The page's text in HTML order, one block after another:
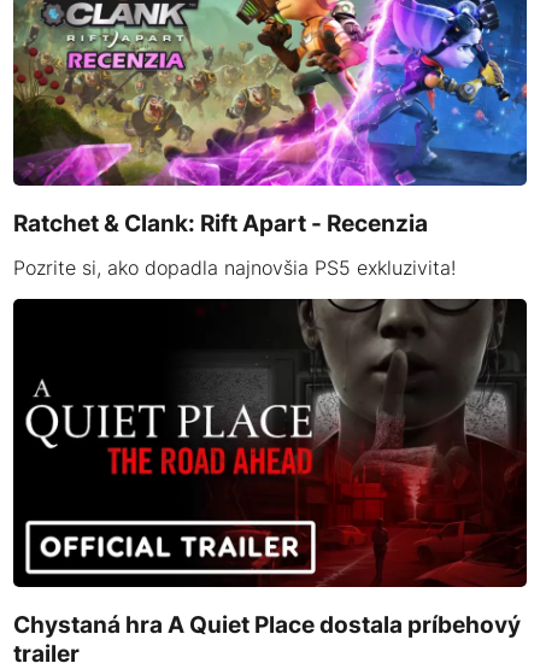
Ratchet & Clank: Rift Apart - Recenzia
Pozrite si, ako dopadla najnovšia PS5 exkluzivita!
Chystaná hra A Quiet Place dostala príbehový
trailer